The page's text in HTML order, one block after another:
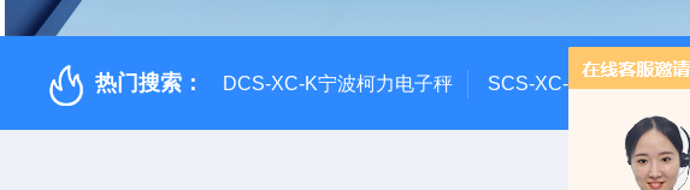
热门搜索： DCS-XC-K宁波柯力电子秤 SCS-XC-E宁波柯力地磅